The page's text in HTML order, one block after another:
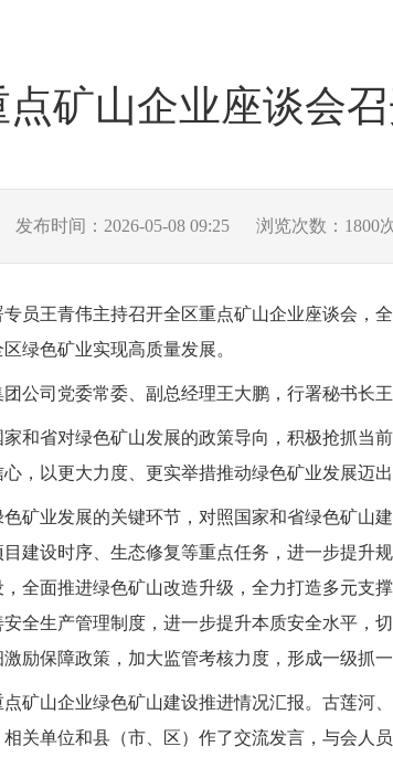
点矿山企业座谈会
发布时间：2026-05-08 09:25 浏览次数： 1800
专员王青伟主持召开全区重点矿山企业座谈会，
区绿色矿业实现高质量发展。
公司 党委常委、副总经理王大鹏，行署秘书长王
和省对绿色矿山发展的政策导向，积极抢抓当
心 ， 以更大力度、更实举措推动绿色矿业发展迈
矿业发展的关键环节， 对照国家和省绿色矿山
建设时序、生态修复等重点任务，进一步提升
全面推进绿色矿山改造升级， 全力打造多元支
全生产管理制度，进一步提升本质安全水平，
励保障政策，加大监管考核力度，形成一级抓
矿山企业绿色矿山建设推进情况汇报。 古莲河
相关单位和县（市 区） 作了交流发言，与会人